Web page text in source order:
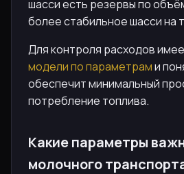
шасси есть резервы по
более стабильное шасси на
Для контроля расходов
модели по параметрами
обеспечит минимальный
потребление топлива.
Какие параметры
молочного